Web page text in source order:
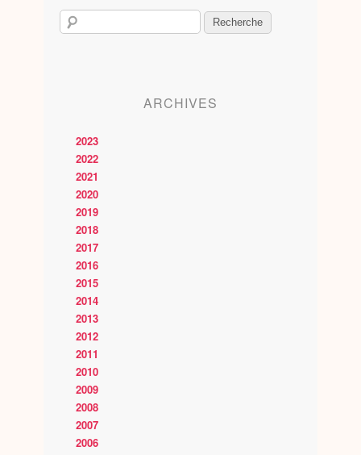
ARCHIVES
2023
2022
2021
2020
2019
2018
2017
2016
2015
2014
2013
2012
2011
2010
2009
2008
2007
2006